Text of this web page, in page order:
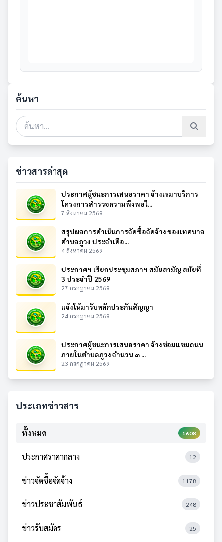
ค้นหา
ข่าวสารล่าสุด
ประกาศผู้ชนะการเสนอราคา จ้างเหมาบริการ
โครงการสำรวจความพึงพอใ...
7 สิงหาคม 2569
สรุปผลการดำเนินการจัดซื้อจัดจ้าง ของเทศบาล
ตำบลภูวง ประจำเดือ...
4 สิงหาคม 2569
ประกาศฯ เรียกประชุมสภาฯ สมัยสามัญ สมัยที่
3 ประจำปี 2569
27 กรกฎาคม 2569
แจ้งให้มารับหลักประกันสัญญา
24 กรกฎาคม 2569
ประกาศผู้ชนะการเสนอราคา จ้างซ่อมแซมถนน
ภายในตำบลภูวง จำนวน ๓ ...
23 กรกฎาคม 2569
ประเภทข่าวสาร
ทั้งหมด 1608
ประกาศราคากลาง 12
ข่าวจัดซื้อจัดจ้าง 1178
ข่าวประชาสัมพันธ์ 248
ข่าวรับสมัคร 25